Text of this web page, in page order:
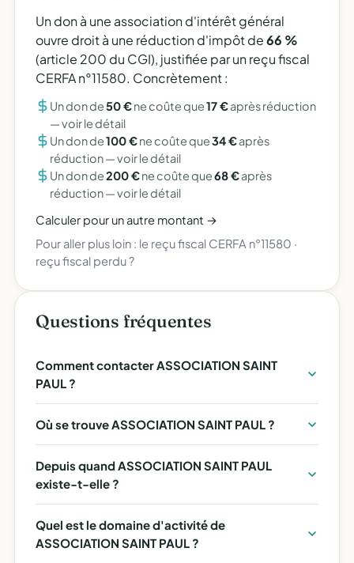
Un don à une association d'intérêt général
ouvre droit à une réduction d'impôt de66 %
(article 200 du CGI), justifiée par un reçu fiscal
CERFA n°11580. Concrètement :
Un don de50 €ne coûte que17 €après réduction
—voir le détail
Un don de100 €ne coûte que34 €après
réduction —voir le détail
Un don de200 €ne coûte que68 €après
réduction —voir le détail
Calculer pour un autre montant →
Pour aller plus loin : le reçu fiscal CERFA n°11580 ·
reçu fiscal perdu ?
Questions fréquentes
Comment contacter ASSOCIATION SAINT
PAUL ?
Où se trouve ASSOCIATION SAINT PAUL ?
Depuis quand ASSOCIATION SAINT PAUL
existe-t-elle ?
Quel est le domaine d'activité de
ASSOCIATION SAINT PAUL ?